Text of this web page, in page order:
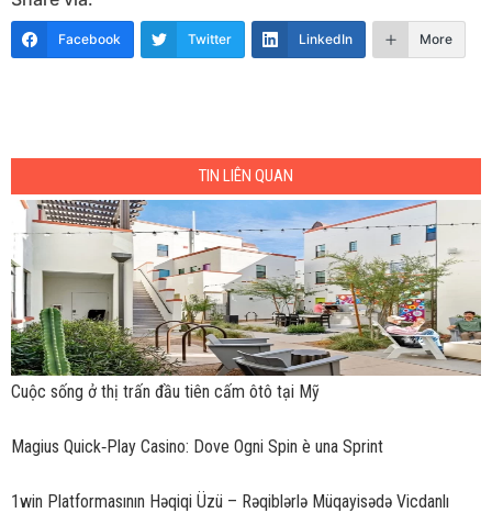
Facebook Twitter LinkedIn More
TIN LIÊN QUAN
Cuộc sống ở thị trấn đầu tiên cấm ôtô tại Mỹ
Magius Quick‑Play Casino: Dove Ogni Spin è una Sprint
1win Platformasının Həqiqi Üzü – Rəqiblərlə Müqayisədə Vicdanlı